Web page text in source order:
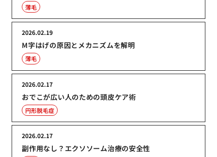
薄毛
M字はげの原因とメカニズムを解明
2026.02.19
薄毛
おでこが広い人のための頭皮ケア術
2026.02.17
円形脱毛症
副作用なし？エクソソーム治療の安全性
2026.02.17